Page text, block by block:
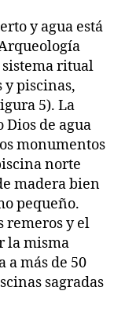
y agua está
ritual
y piscinas,
5). La
de agua
monumentos
norte
madera bien
pequeño.
remeros y el
la misma
a más de 50
sagradas